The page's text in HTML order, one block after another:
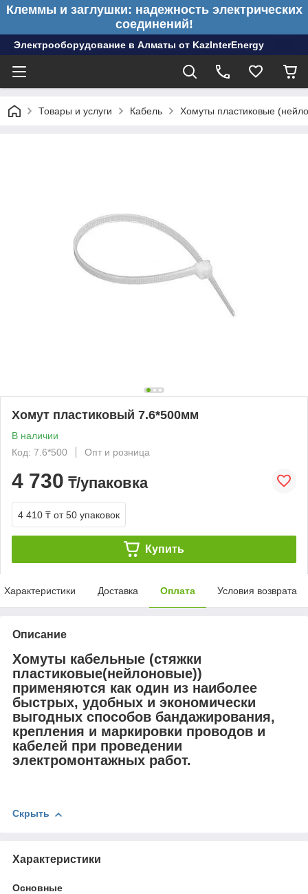
Клеммы и заглушки: надежность электрических
соединений!
Электрооборудование в Алматы от KazInterEnergy
Товары и услуги Кабель Хомуты пластиковые
Хомут пластиковый 7.6*500мм
В наличии
Код: 7.6*500
Опт и розница
4 730 ₸/упаковка
4 410 ₸ от 50 упаковок
Купить
Характеристики Доставка Оплата Условия возврата
Описание
Хомуты кабельные (стяжки
пластиковые(нейлоновые))
применяются как один из наиболее
быстрых, удобных и экономически
выгодных способов бандажирования,
крепления и маркировки проводов и
кабелей при проведении
электромонтажных работ.
Скрыть
Характеристики
Основные